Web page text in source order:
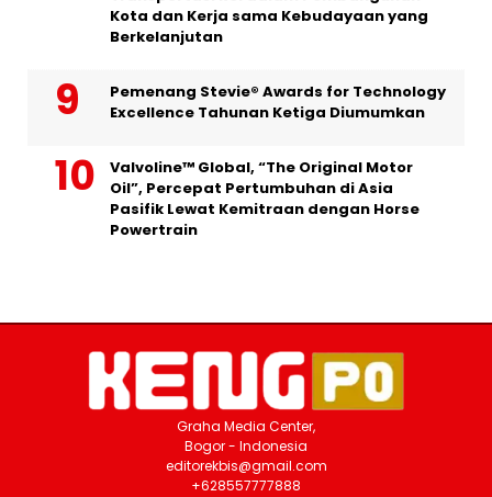
Kota dan Kerja sama Kebudayaan yang
Berkelanjutan
Pemenang Stevie® Awards for Technology
Excellence Tahunan Ketiga Diumumkan
Valvoline™ Global, “The Original Motor
Oil”, Percepat Pertumbuhan di Asia
Pasifik Lewat Kemitraan dengan Horse
Powertrain
Graha Media Center,
Bogor - Indonesia
editorekbis@gmail.com
+628557777888